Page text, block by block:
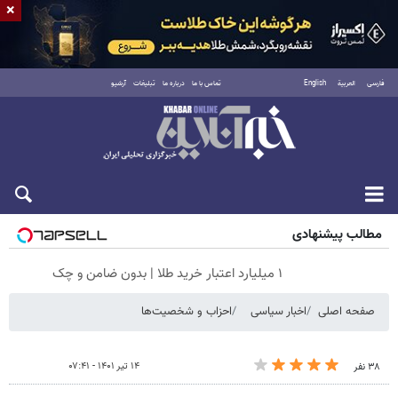
فارسی العربية English تماس با ما درباره ما تبلیغات آرشیو
شنبه ۱۷ مرداد ۱۴۰۵
مطالب پیشنهادی
۱ میلیارد اعتبار خرید طلا | بدون ضامن و چک
صفحه اصلی اخبار سیاسی احزاب و شخصیت‌ها
۳۸ نفر ۱۴ تیر ۱۴۰۱ - ۰۷:۴۱
×